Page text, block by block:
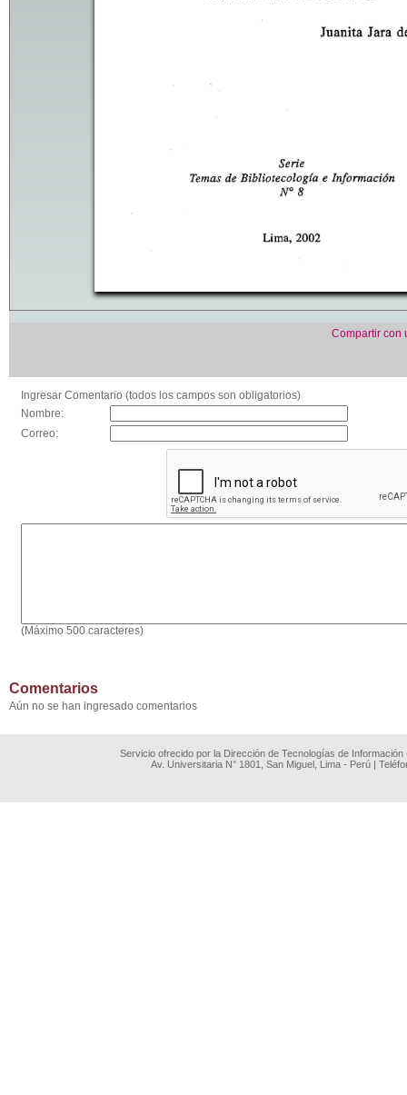
Compartir con
Ingresar Comentario (todos los campos son obligatorios)
Nombre:
Correo:
(Máximo 500 caracteres)
Comentarios
Aún no se han ingresado comentarios
Servicio ofrecido por la Dirección de Tecnologías de
Av. Universitaria N° 1801, San Miguel, Lima - Perú |